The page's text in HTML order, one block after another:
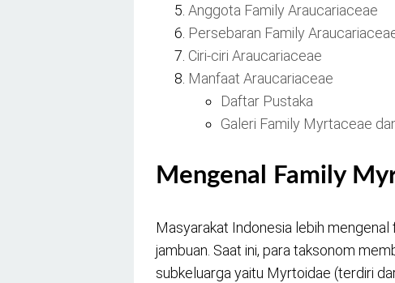
Anggota Family Araucariaceae
Persebaran Family
Ciri-ciri Araucariaceae
Manfaat Araucariaceae
Daftar Pustaka
Galeri Family Myrtaceae
Mengenal Family
Masyarakat Indonesia lebih
jambuan. Saat ini, para taksonom
subkeluarga yaitu Myrtoidae (terdiri